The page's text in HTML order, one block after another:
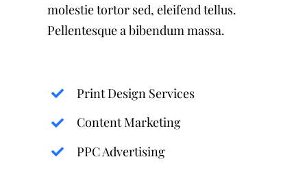
molestie tortor sed, eleifend tellus.
Pellentesque a bibendum massa.
Print Design Services
Content Marketing
PPC Advertising